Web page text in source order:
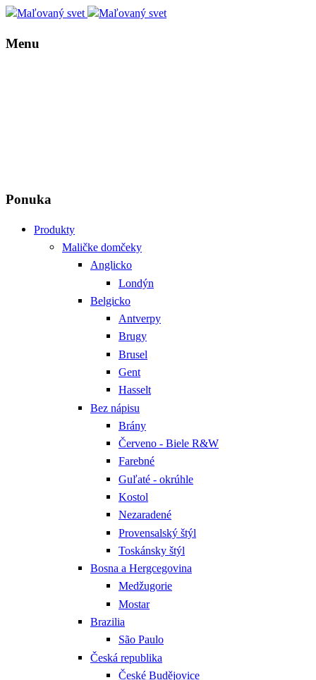
Menu
Ponuka
Produkty
Maličke domčeky
Anglicko
Londýn
Belgicko
Antverpy
Brugy
Brusel
Gent
Hasselt
Bez nápisu
Brány
Červeno - Biele R&W
Farebné
Guľaté - okrúhle
Kostol
Nezaradené
Provensalský štýl
Toskánsky štýl
Bosna a Hergcegovina
Medžugorie
Mostar
Brazilia
São Paulo
Česká republika
České Budějovice